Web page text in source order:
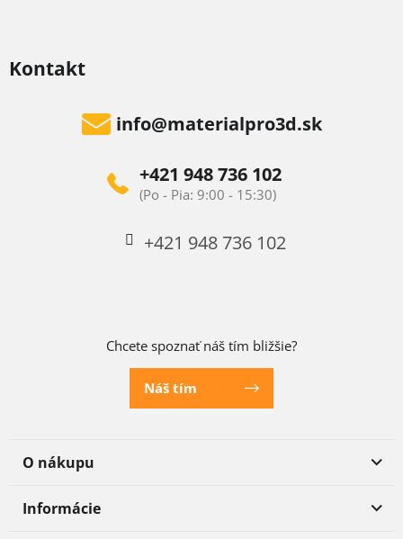
Kontakt
info@materialpro3d.sk
+421 948 736 102
+421 948 736 102
Chcete spoznať náš tím bližšie?
Náš tím
O nákupu
Informácie